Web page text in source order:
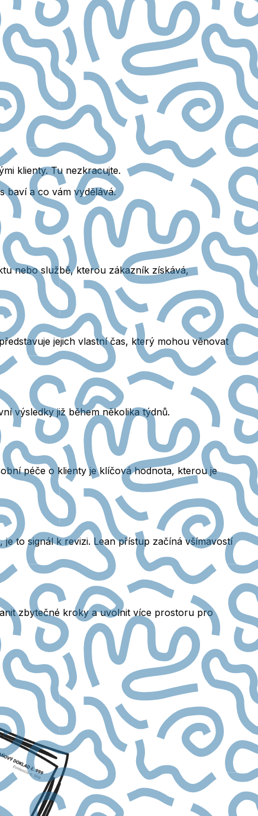
klienty. Tu nezkracujte.
baví a co vám vydělává.
nebo službě, kterou zákazník získává,
jejich vlastní čas, který mohou věnovat
výsledky již během několika týdnů.
péče o klienty je klíčová hodnota, kterou je
to signál k revizi. Lean přístup začíná všímavostí
zbytečné kroky a uvolnit více prostoru pro